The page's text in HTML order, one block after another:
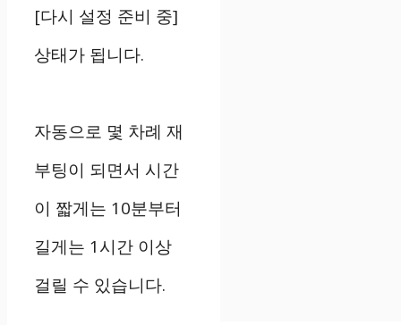
[다시 설정 준비 중]
상태가 됩니다.
자동으로 몇 차례 재
부팅이 되면서 시간
이 짧게는 10분부터
길게는 1시간 이상
걸릴 수 있습니다.